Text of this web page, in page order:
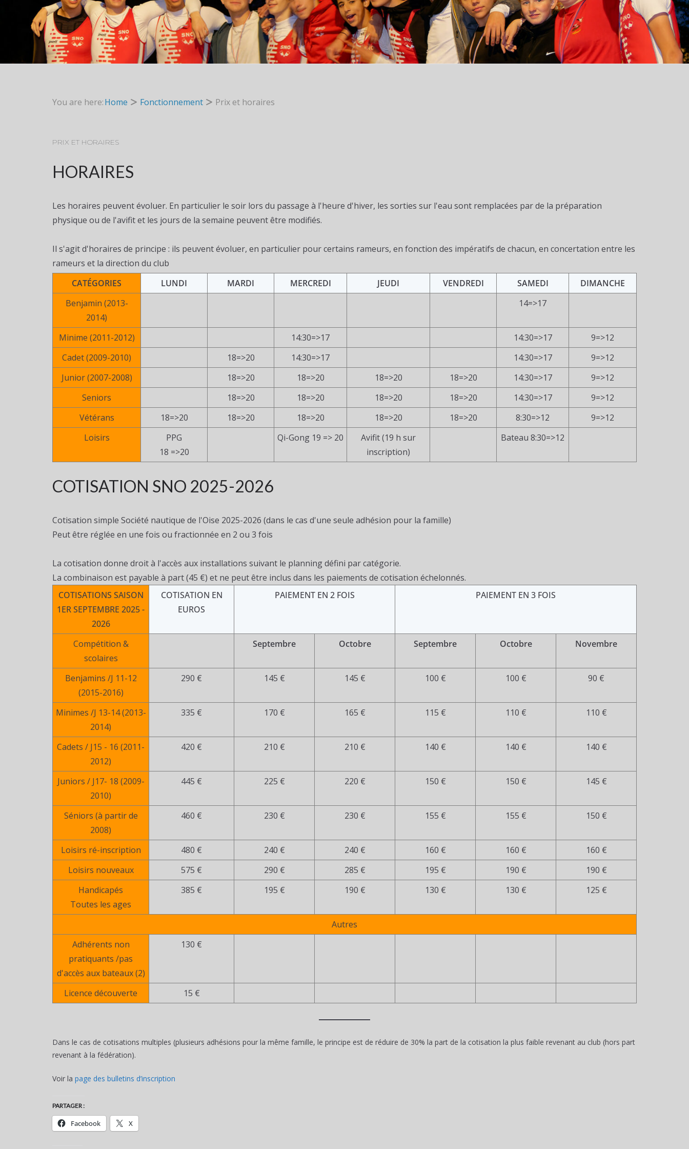
You are here:Home Fonctionnement Prix et horaires
PRIX ET HORAIRES
HORAIRES
Les horaires peuvent évoluer. En particulier le soir lors du passage à l'heure d'hiver, les sorties sur l'eau sont remplacées par de la préparation
physique ou de l'avifit et les jours de la semaine peuvent être modifiés.
Il s'agit d'horaires de principe : ils peuvent évoluer, en particulier pour certains rameurs, en fonction des impératifs de chacun, en concertation entre les
rameurs et la direction du club
CATÉGORIES
LUNDI MARDI MERCREDI JEUDI VENDREDI SAMEDI
DIMANCHE
Benjamin (2013-
2014)
14=>17
Minime (2011-2012) 14:30=>17 14:30=>17
9=>12
Cadet (2009-2010)
18=>20 14:30=>17 14:30=>17
9=>12
Junior (2007-2008)
18=>20 18=>20 18=>20 18=>20 14:30=>17
9=>12
Seniors
18=>20 18=>20 18=>20 18=>20 14:30=>17
9=>12
Vétérans
18=>20 18=>20 18=>20 18=>20 18=>20 8:30=>12
9=>12
Loisirs
PPG
18 =>20
Qi-Gong 19 => 20
Avifit (19 h sur
inscription)
Bateau 8:30=>12
COTISATION SNO 2025-2026
Cotisation simple Société nautique de l'Oise 2025-2026 (dans le cas d'une seule adhésion pour la famille)
Peut être réglée en une fois ou fractionnée en 2 ou 3 fois
La cotisation donne droit à l'accès aux installations suivant le planning défini par catégorie.
La combinaison est payable à part (45 €) et ne peut être inclus dans les paiements de cotisation échelonnés.
COTISATIONS SAISON
1ER SEPTEMBRE 2025 -
2026
COTISATION EN
EUROS
PAIEMENT EN 2 FOIS PAIEMENT EN 3 FOIS
Compétition &
scolaires
Septembre Octobre Septembre Octobre Novembre
Benjamins /J 11-12
(2015-2016)
290 € 145 € 145 € 100 € 100 € 90 €
Minimes /J 13-14 (2013-
2014)
335 € 170 € 165 € 115 € 110 € 110 €
Cadets / J15 - 16 (2011-
2012)
420 € 210 € 210 € 140 € 140 € 140 €
Juniors / J17- 18 (2009-
2010)
445 € 225 € 220 € 150 € 150 € 145 €
Séniors (à partir de
2008)
460 € 230 € 230 € 155 € 155 € 150 €
Loisirs ré-inscription 480 € 240 € 240 € 160 € 160 €
160 €
Loisirs nouveaux
575 € 290 € 285 € 195 € 190 €
190 €
Handicapés
Toutes les ages
385 € 195 € 190 € 130 € 130 € 125 €
Autres
Adhérents non
pratiquants /pas
d'accès aux bateaux (2)
130 €
Licence découverte 15 €
Dans le cas de cotisations multiples (plusieurs adhésions pour la même famille, le principe est de réduire de 30% la part de la cotisation la plus faible revenant au club (hors part
revenant à la fédération).
Voir la page des bulletins d’inscription
PARTAGER :
Facebook X